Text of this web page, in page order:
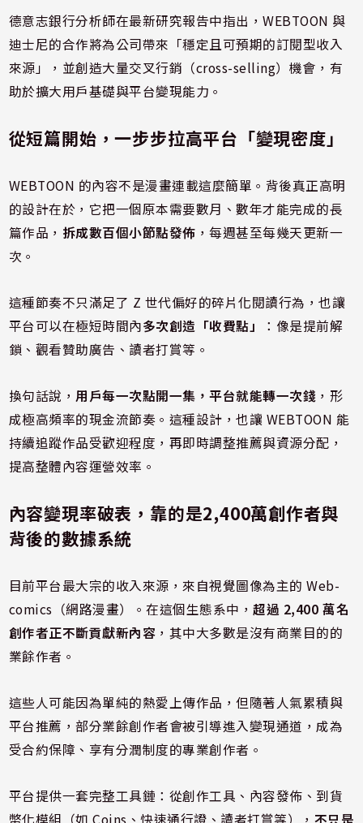
德意志銀行分析師在最新研究報告中指出，WEBTOON 與
迪士尼的合作將為公司帶來「穩定且可預期的訂閱型收入
來源」，並創造大量交叉行銷（cross-selling）機會，有
助於擴大用戶基礎與平台變現能力。
從短篇開始，一步步拉高平台「變現密度」
WEBTOON 的內容不是漫畫連載這麼簡單。背後真正高明
的設計在於，它把一個原本需要數月、數年才能完成的長
篇作品， 拆成數百個小節點發佈 ，每週甚至每幾天更新一
次。
這種節奏不只滿足了 Z 世代偏好的碎片化閱讀行為，也讓
平台可以在極短時間內多次創造「收費點」
：像是提前解
鎖、觀看贊助廣告、讀者打賞等。
換句話說，用戶每一次點開一集，平台就能轉一次錢 ，形
成極高頻率的現金流節奏。這種設計，也讓 WEBTOON 能
持續追蹤作品受歡迎程度，再即時調整推薦與資源分配，
提高整體內容運營效率。
內容變現率破表，靠的是2,400萬創作者與
背後的數據系統
目前平台最大宗的收入來源，來自視覺圖像為主的 Web-
comics（網路漫畫）。在這個生態系中，超過 2,400 萬名
創作者正不斷貢獻新內容 ，其中大多數是沒有商業目的的
業餘作者。
這些人可能因為單純的熱愛上傳作品，但隨著人氣累積與
平台推薦，部分業餘創作者會被引導進入變現通道，成為
受合約保障、享有分潤制度的專業創作者。
平台提供一套完整工具鏈：從創作工具、內容發佈、到貨